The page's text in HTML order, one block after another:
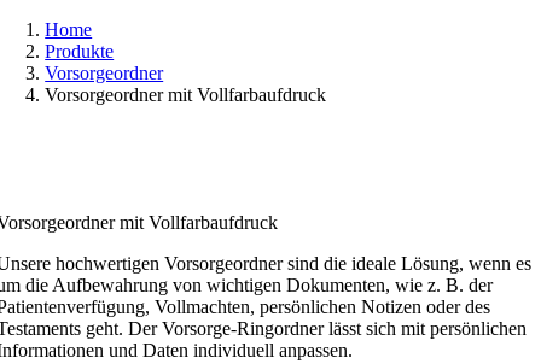
Home
Produkte
Vorsorgeordner
Vorsorgeordner mit Vollfarbaufdruck
mit Vollfarbaufdruck
hochwertigen Vorsorgeordner sind die ideale Lösung, wenn es
die Aufbewahrung von wichtigen Dokumenten, wie z. B. der
Vollmachten, persönlichen Notizen oder des
geht. Der Vorsorge-Ringordner lässt sich mit persönlichen
und Daten individuell anpassen.